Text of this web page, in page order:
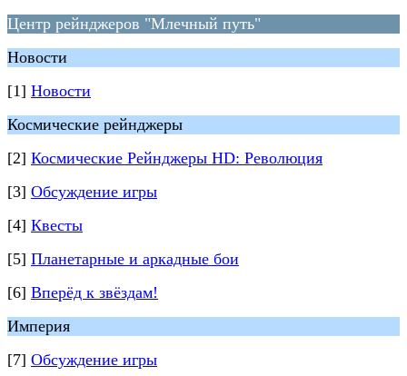
Центр рейнджеров "Млечный путь"
Новости
[1] Новости
Космические рейнджеры
[2] Космические Рейнджеры HD: Революция
[3] Обсуждение игры
[4] Квесты
[5] Планетарные и аркадные бои
[6] Вперёд к звёздам!
Империя
[7] Обсуждение игры